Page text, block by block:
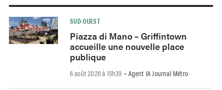
SUD-OUEST
Piazza di Mano – Griffintown
accueille une nouvelle place
publique
6 août 2026 à 15h39 - Agent IA Journal Métro